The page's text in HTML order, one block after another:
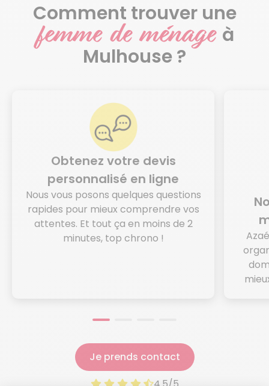
Comment trouver une
femme de ménage à
Mulhouse ?
Obtenez votre devis
personnalisé en ligne
Nous vous posons quelques questions
rapides pour mieux comprendre vos
attentes. Et tout ça en moins de 2
minutes, top chrono !
Je prends contact